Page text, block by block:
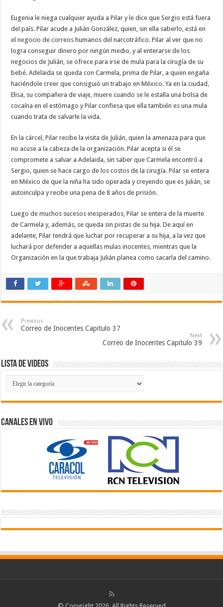
Eugenia le niega cualquier ayuda a Pilar y le dice que Sergio está fuera
del país. Pilar acude a Julián González, quien, sin ella saberlo, está en
el negocio de correos humanos del narcotráfico. Pilar al ver que no
logra conseguir dinero por ningún medio, y al enterarse de los
negocios de Julián, se ofrece para irse de mula para la cirugía de su
bebé. Adelaida se queda con Carmela, prima de Pilar, a quien engaña
haciéndole creer que consiguió un trabajo en México. Ya en la ciudad,
Elisa, su compañera de viaje, muere cuando se le estalla una bolsa de
cocaína en el estómago y Pilar confiesa que ella también es una mula
cuando trata de salvarle la vida.
En la cárcel, Pilar recibe la visita de Julián, quien la amenaza para que
no acuse a la cabeza de la organización. Pilar acepta si él se
compromete a salvar a Adelaida, sin saber que Carmela encontró a
Sergio, quien se hace cargo de los costos de la cirugía. Pilar se entera
en México de que la niña ha sido operada y creyendo que es Julián, se
autoinculpa y recibe una pena de 8 años de prisión.
Luego de muchos sucesos inesperados, Pilar se entera de la muerte
de Carmela y, además, se queda sin pistas de su hija. De aquí en
adelante, Pilar tendrá que luchar por recuperar a su hija, a la vez que
luchará por defender a aquellas mulas inocentes, mientras que la
Organización en la que trabaja Julián planea como sacarla del camino.
Previous
Correo de Inocentes Capitulo 37
Next
Correo de Inocentes Capitulo 39
Lista de Videos
Lista
de
Videos
Canales En Vivo